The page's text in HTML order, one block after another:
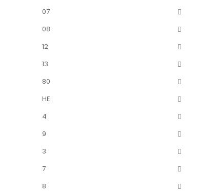
07
08
12
13
80
HE
4
9
3
7
8